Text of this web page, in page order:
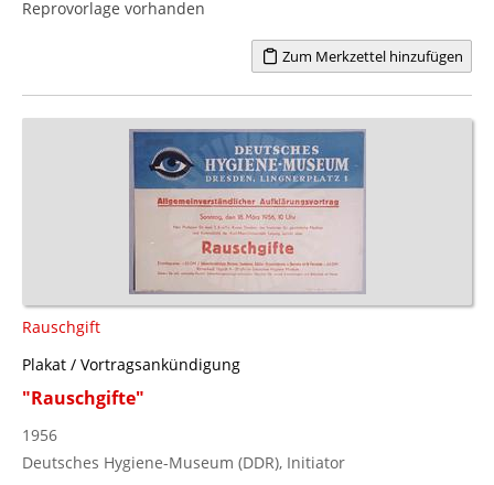
Reprovorlage vorhanden
Zum Merkzettel hinzufügen
Rauschgift
Plakat / Vortragsankündigung
"Rauschgifte"
1956
Deutsches Hygiene-Museum (DDR), Initiator